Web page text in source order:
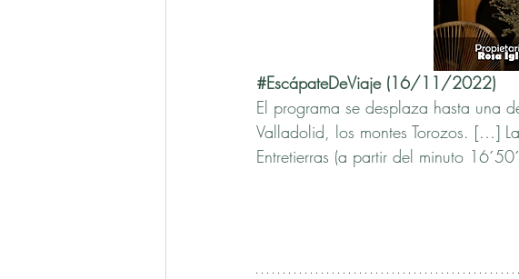
#EscápateDeViaje (16/11/2022)
El programa se desplaza hasta una
Valladolid, los montes Torozos. […]
Entretierras (a partir del minuto